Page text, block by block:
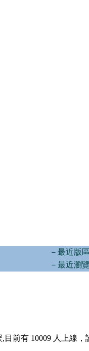
－最近版
－最近瀏
目前有 10009 人上線